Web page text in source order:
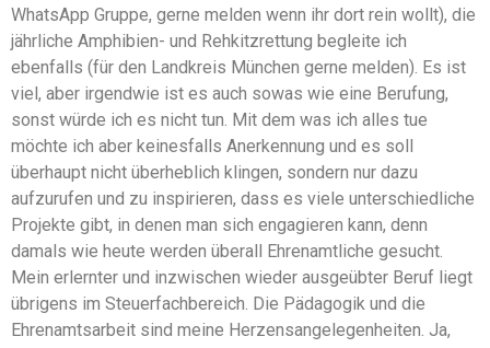
WhatsApp Gruppe, gerne melden wenn ihr dort rein wollt), die
jährliche Amphibien- und Rehkitzrettung begleite ich
ebenfalls (für den Landkreis München gerne melden). Es ist
viel, aber irgendwie ist es auch sowas wie eine Berufung,
sonst würde ich es nicht tun. Mit dem was ich alles tue
möchte ich aber keinesfalls Anerkennung und es soll
überhaupt nicht überheblich klingen, sondern nur dazu
aufzurufen und zu inspirieren, dass es viele unterschiedliche
Projekte gibt, in denen man sich engagieren kann, denn
damals wie heute werden überall Ehrenamtliche gesucht.
Mein erlernter und inzwischen wieder ausgeübter Beruf liegt
übrigens im Steuerfachbereich. Die Pädagogik und die
Ehrenamtsarbeit sind meine Herzensangelegenheiten. Ja,